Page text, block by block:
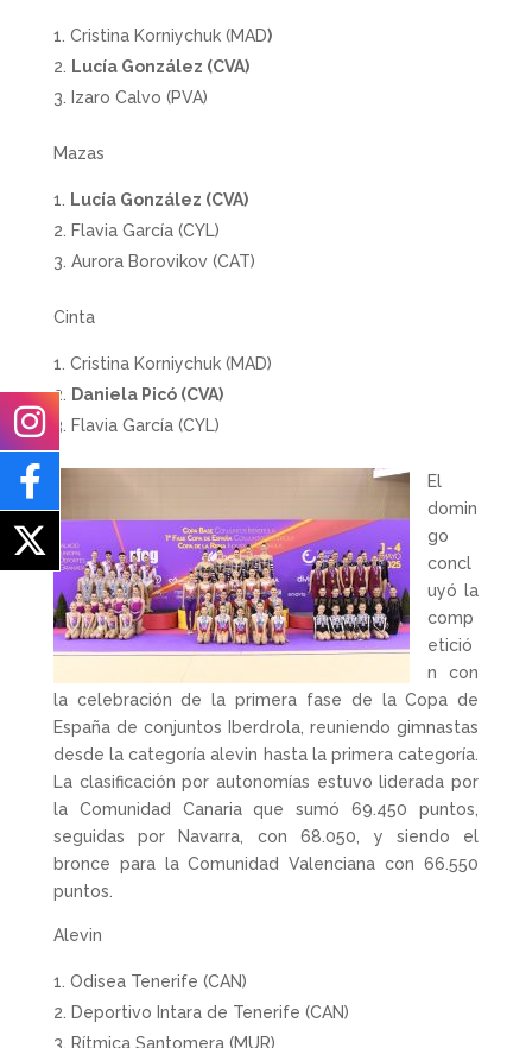
Cristina Korniychuk (MAD)
Lucía González (CVA)
Izaro Calvo (PVA)
Mazas
Lucía González (CVA)
Flavia García (CYL)
Aurora Borovikov (CAT)
Cinta
Cristina Korniychuk (MAD)
Daniela Picó (CVA)
Flavia García (CYL)
El
domin
go
concl
uyó la
comp
etició
n con
la celebración de la primera fase de la Copa de
España de conjuntos Iberdrola, reuniendo gimnastas
desde la categoría alevin hasta la primera categoría.
La clasificación por autonomías estuvo liderada por
la Comunidad Canaria que sumó 69.450 puntos,
seguidas por Navarra, con 68.050, y siendo el
bronce para la Comunidad Valenciana con 66.550
puntos.
Alevin
Odisea Tenerife (CAN)
Deportivo Intara de Tenerife (CAN)
Rítmica Santomera (MUR)